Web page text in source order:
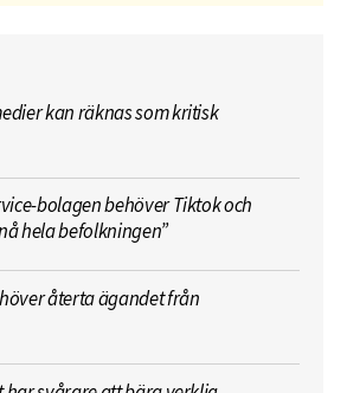
kan räknas som kritisk
bolagen behöver Tiktok och
hela befolkningen”
återta ägandet från